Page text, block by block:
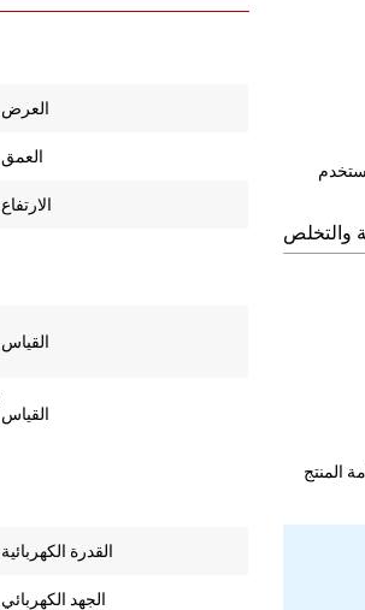
العرض
العمق
الارتفاع
القياس
القياس
القدرة الكهربائية
الجهد الكهربائي
والتخلص
المنتج